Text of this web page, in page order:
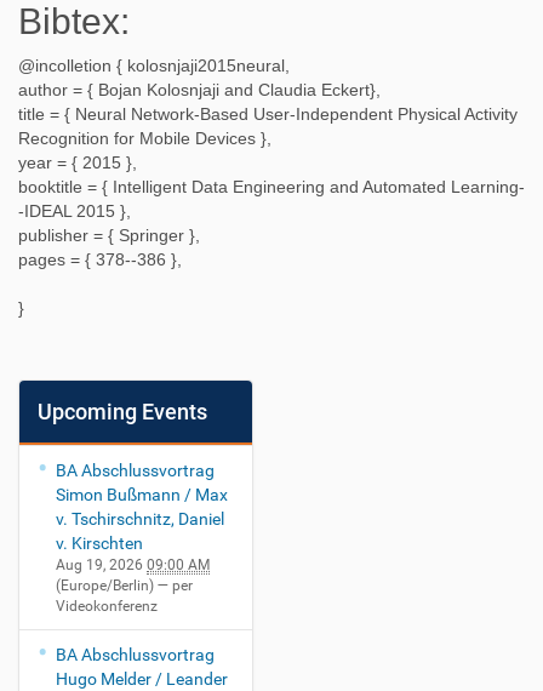
Bibtex:
@incolletion { kolosnjaji2015neural
author = { Bojan Kolosnjaji and Claudia Eckert},
title = { Neural Network-Based User-Independent Physical Activity
Recognition for Mobile Devices },
year = { 2015 },
booktitle = { Intelligent Data Engineering and Automated Learning-
-IDEAL 2015 },
publisher = { Springer },
pages = { 378--386 },
}
Upcoming Events
BA Abschlussvortrag
Simon Bußmann / Max
v. Tschirschnitz, Daniel
v. Kirschten
Aug 19, 2026 09:00 AM
(Europe/Berlin) — per
Videokonferenz
BA Abschlussvortrag
Hugo Melder / Leander